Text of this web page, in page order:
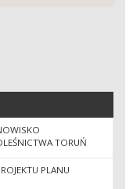
TORUŃ
PLANU